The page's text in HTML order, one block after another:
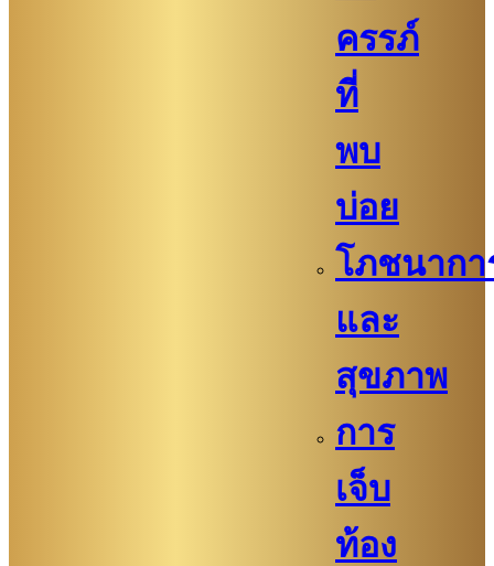
ครรภ์
ที่
พบ
บ่อย
โภชนากา
และ
สุขภาพ
การ
เจ็บ
ท้อง